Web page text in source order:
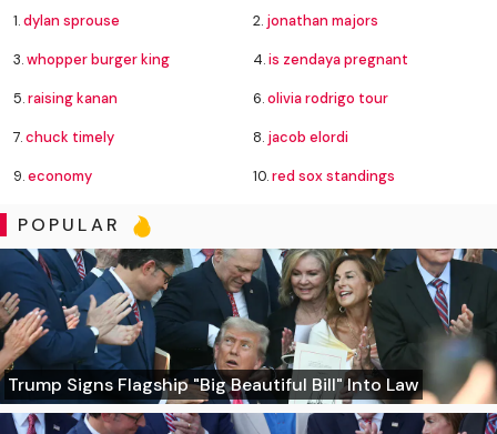
1.dylan sprouse 2. jonathan majors
3.whopper burger king 4.is zendaya pregnant
5.raising kanan 6.olivia rodrigo tour
7.chuck timely 8. jacob elordi
9.economy 10.red sox standings
POPULAR
Trump Signs Flagship "Big Beautiful Bill" Into Law